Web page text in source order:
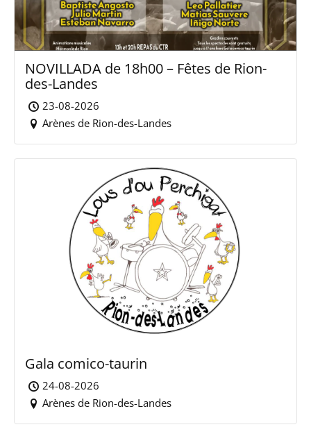
NOVILLADA de 18h00 – Fêtes de Rion-
des-Landes
23-08-2026
Arènes de Rion-des-Landes
Gala comico-taurin
24-08-2026
Arènes de Rion-des-Landes